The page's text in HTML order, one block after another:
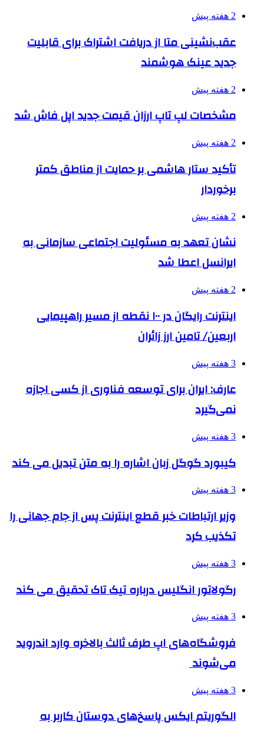
2 هفته پیش
عقب‌نشینی متا از دریافت اشتراک برای قابلیت
جدید عینک هوشمند
2 هفته پیش
مشخصات لپ تاپ ارزان قیمت جدید اپل فاش شد
2 هفته پیش
تأکید ستار هاشمی بر حمایت از مناطق کمتر
برخوردار
2 هفته پیش
نشان تعهد به مسئولیت اجتماعی سازمانی به
ایرانسل اعطا شد
2 هفته پیش
اینترنت رایگان در ۱۰۰ نقطه از مسیر راهپیمایی
اربعین/ تامین ارز زائران
3 هفته پیش
عارف: ایران برای توسعه فناوری از کسی اجازه
نمی‌گیرد
3 هفته پیش
کیبورد گوگل زبان اشاره را به متن تبدیل می کند
3 هفته پیش
وزیر ارتباطات خبر قطع اینترنت پس از جام جهانی را
تکذیب کرد
3 هفته پیش
رگولاتور انگلیس درباره تیک تاک تحقیق می کند
3 هفته پیش
فروشگاه‌های اپ طرف ثالث بالاخره وارد اندروید
می‌شوند
3 هفته پیش
الگوریتم ایکس پاسخ‌های دوستان کاربر به